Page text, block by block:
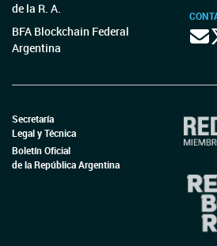
de la R. A.
BFA Blockchain Federal
Argentina
Secretaría
Legal y Técnica
Boletín Oficial
de la República Argentina